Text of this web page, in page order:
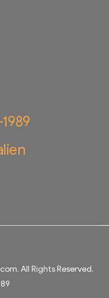
. All Rights Reserved.